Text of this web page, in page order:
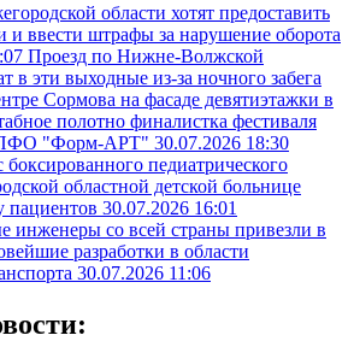
области хотят предоставить
и ввести штрафы за нарушение оборота
Проезд по Нижне-Волжской
в эти выходные из-за ночного забега
Сормова на фасаде девятиэтажки в
полотно финалистка фестиваля
ПФО "Форм-АРТ" 30.07.2026 18:30
педиатрического
областной детской больнице
пациентов 30.07.2026 16:01
инженеры со всей страны привезли в
разработки в области
30.07.2026 11:06